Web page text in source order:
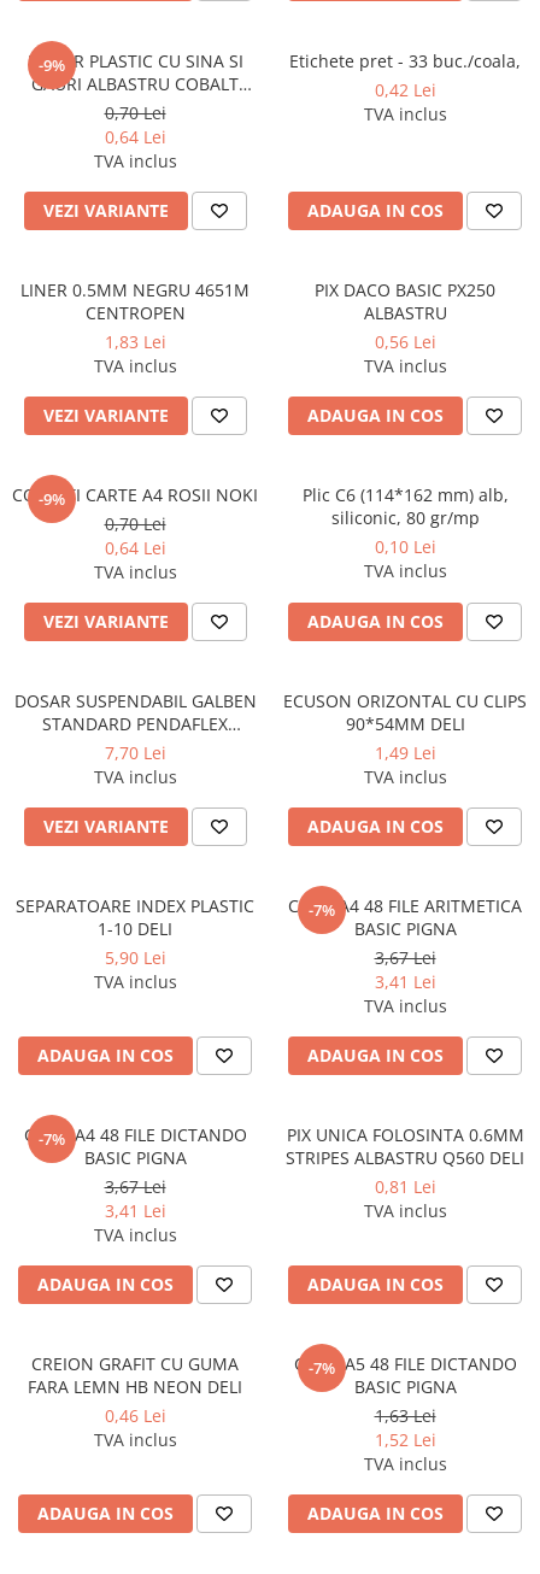
personalizate
Tipizate offset
Tipizate offset personalizate
Rezerva cub notes
Indigo si hartie carbon
Caiete A5
Caiete A4
Ascutitori
Creioane
Creioane cerate
Creioane colorate
Creioane mecanice si rezerve
Stilouri
Creta scolara
Plastilina
Echere, rigle, raportoare, compase,
Echere
Rigle
Compas scolar
Truse geometrie
Markere permanente
Markere speciale pentru desen
Produse Craft
Genti laptop
Carti si jocuri pentru copii
Jocuri / Party
Diverse articole pentru scoala
Pachete scolare
Markere textile
Instrumente pentru proiectare
Tus, tusiere
Lipici
Perforatoare
Suporti documente/accesorii de
birou/instrumente de scris
arhivare
-9%
DOSAR PLASTIC CU SINA SI
GAURI ALBASTRU COBALT
NOKI
0,70 Lei
0,64 Lei
TVA inclus
VEZI VARIANTE
Etichete pret - 33 buc./coala,
0,42 Lei
TVA inclus
ADAUGA IN COS
LINER 0.5MM NEGRU 4651M
CENTROPEN
1,83 Lei
TVA inclus
VEZI VARIANTE
PIX DACO BASIC PX250
ALBASTRU
0,56 Lei
TVA inclus
ADAUGA IN COS
-9%
COPERTI CARTE A4 ROSII NOKI
0,70 Lei
0,64 Lei
TVA inclus
VEZI VARIANTE
Plic C6 (114*162 mm) alb,
siliconic, 80 gr/mp
0,10 Lei
TVA inclus
ADAUGA IN COS
DOSAR SUSPENDABIL GALBEN
STANDARD PENDAFLEX
ESSELTE
7,70 Lei
TVA inclus
VEZI VARIANTE
ECUSON ORIZONTAL CU CLIPS
90*54MM DELI
1,49 Lei
TVA inclus
ADAUGA IN COS
SEPARATOARE INDEX PLASTIC
1-10 DELI
5,90 Lei
TVA inclus
ADAUGA IN COS
-7%
CAIET A4 48 FILE ARITMETICA
BASIC PIGNA
3,67 Lei
3,41 Lei
TVA inclus
ADAUGA IN COS
-7%
CAIET A4 48 FILE DICTANDO
BASIC PIGNA
3,67 Lei
3,41 Lei
TVA inclus
ADAUGA IN COS
PIX UNICA FOLOSINTA 0.6MM
STRIPES ALBASTRU Q560 DELI
0,81 Lei
TVA inclus
ADAUGA IN COS
CREION GRAFIT CU GUMA
FARA LEMN HB NEON DELI
0,46 Lei
TVA inclus
ADAUGA IN COS
-7%
CAIET A5 48 FILE DICTANDO
BASIC PIGNA
1,63 Lei
1,52 Lei
TVA inclus
ADAUGA IN COS